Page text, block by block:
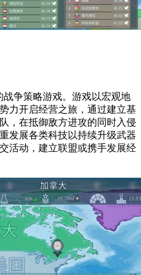
战争策略游戏。游戏以宏观地
力开启经营之旅，通过建立基
，在抵御敌方进攻的同时入侵
发展各类科技以持续升级武器
活动，建立联盟或携手发展经